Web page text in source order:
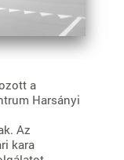
a
Harsányi
Az
kara